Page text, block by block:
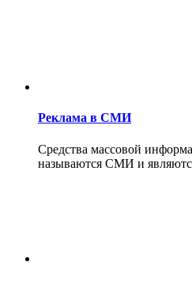
Реклама в СМИ
Средства массовой
называются СМИ и